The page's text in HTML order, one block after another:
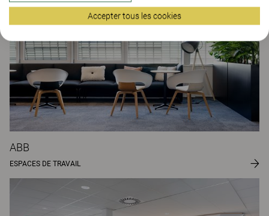
ABB
ESPACES DE TRAVAIL
Accepter tous les cookies